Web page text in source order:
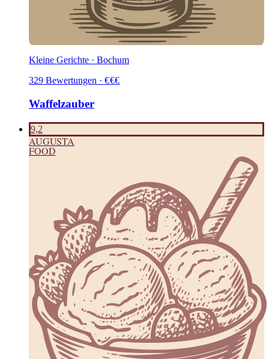
Kleine Gerichte · Bochum
329 Bewertungen · €€€
Waffelzauber
9,2
AUGUSTA
FOOD